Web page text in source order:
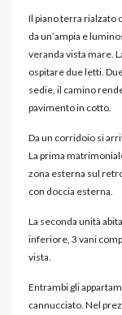
Il piano terra rialzato
da un’ampia e
veranda vista mare.
ospitare due letti.
sedie, il camino
pavimento in cotto.
Da un corridoio si
La prima
zona esterna sul
con doccia esterna.
La seconda unità
inferiore, 3 vani
vista.
Entrambi gli
cannucciato. Nel